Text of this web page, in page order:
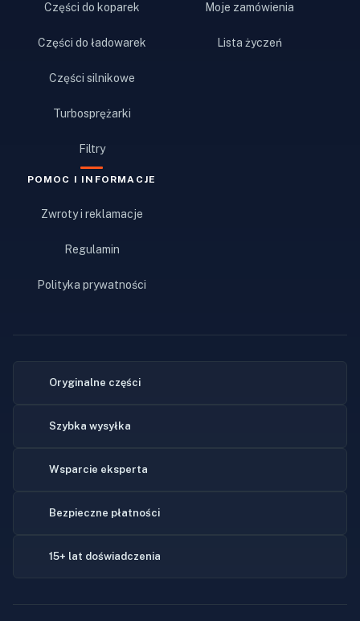
Części do koparek
Części do ładowarek
Części silnikowe
Turbosprężarki
Filtry
Moje zamówienia
Lista życzeń
POMOC I INFORMACJE
Zwroty i reklamacje
Regulamin
Polityka prywatności
Oryginalne części
Szybka wysyłka
Wsparcie eksperta
Bezpieczne płatności
15+ lat doświadczenia